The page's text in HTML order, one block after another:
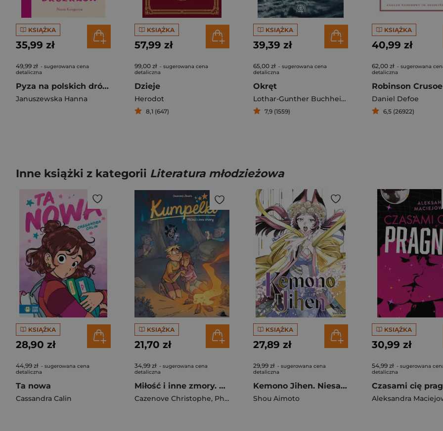
KSIĄŻKA
35,99 zł
49,99 zł - sugerowana cena
detaliczna
Pyza na polskich dróżkach
Januszewska Hanna
KSIĄŻKA
57,99 zł
99,00 zł - sugerowana cena
detaliczna
Dzieje
Herodot
8,1 (647)
KSIĄŻKA
39,39 zł
65,00 zł - sugerowana cena
detaliczna
Okręt
Lothar-Gunther Buchheim
7,9 (1559)
KSIĄŻKA
40,99 zł
62,00 zł - sugerowana
detaliczna
Robinson Crusoe
Daniel Defoe
6,5 (26922)
Inne książki z kategorii Literatura młodzieżowa
KSIĄŻKA
28,90 zł
44,99 zł - sugerowana cena
detaliczna
Ta nowa
Cassandra Calin
KSIĄŻKA
21,70 zł
34,99 zł - sugerowana cena
detaliczna
Miłość i inne zmory. Kumpelki. Tom 13
Cazenove Christophe, Philippe Fenech
KSIĄŻKA
27,89 zł
29,99 zł - sugerowana cena
detaliczna
Kemono Jihen. Niesamowite zdarzenia. Tom 19
Shou Aimoto
KSIĄŻKA
30,99 zł
54,99 zł - sugerowana
detaliczna
Czasami cię
Aleksandra